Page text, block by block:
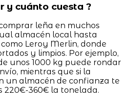
y cuánto cuesta ?
leña en muchos
almacén local hasta
Leroy Merlin, donde
y limpios. Por ejemplo,
unos 1000 kg puede rondar
mientras que si la
un almacén de confianza te
220€-360€ la tonelada.